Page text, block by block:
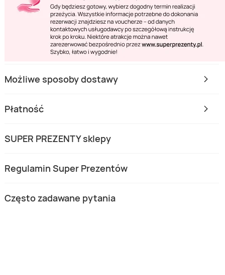
Możliwe sposoby dostawy
Płatność
SUPER PREZENTY sklepy
Regulamin Super Prezentów
Często zadawane pytania